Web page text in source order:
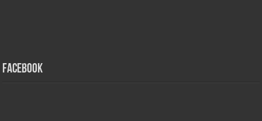
Facebook